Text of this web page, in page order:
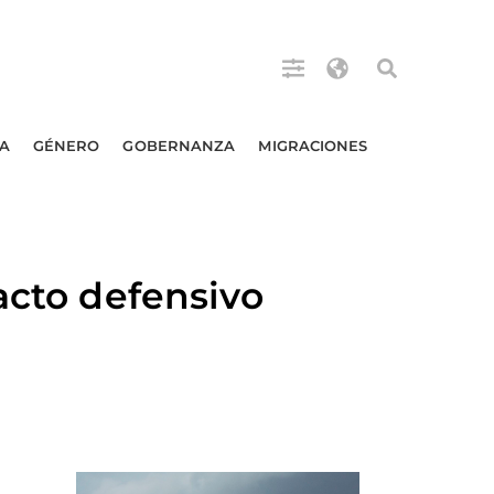
GÉNERO GOBERNANZA MIGRACIONES
defensivo